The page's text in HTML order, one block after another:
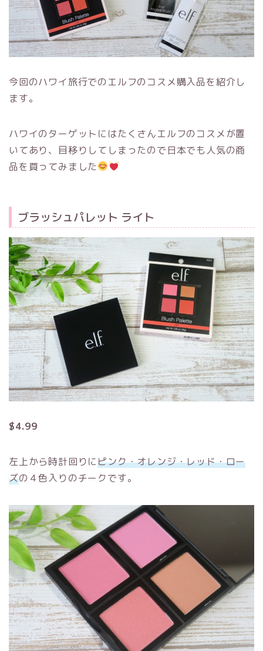
今回のハワイ旅行でのエルフのコスメ購入品を紹介し
ます。
ハワイのターゲットにはたくさんエルフのコスメが置
いてあり、目移りしてしまったので日本でも人気の商
品を買ってみました
ブラッシュパレット ライト
$4.99
左上から時計回りにピンク・オレンジ・レッド・ロー
ズの４色入りのチークです。